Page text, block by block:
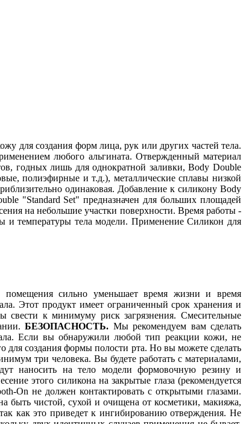
для создания форм лица, рук или других частей тела.
любого альгината. Отвержденный материал
годных лишь для однократной заливки, Body Double
полиэфирные и т.д.), металлические сплавы низкой
одинаковая. Добавление к силикону Body
"Standard Set" предназначен для больших площадей
на небольшие участки поверхности. Время работы -
и температуры тела модели. Применение Силикон для
помещения сильно уменьшает время жизни и время
Этот продукт имеет ограниченный срок хранения и
свести к минимуму риск загрязнения. Смесительные
БЕЗОПАСНОСТЬ. Мы рекомендуем вам сделать
Если вы обнаружили любой тип реакции кожи, не
для создания формы полости рта. Но вы можете сделать
три человека. Вы будете работать с материалами,
наносить на тело модели формовочную резину и
этого силикона на закрытые глаза (рекомендуется
On не должен контактировать с открытыми глазами.
быть чистой, сухой и очищена от косметики, макияжа,
как это приведет к ингибированию отверждения. Не